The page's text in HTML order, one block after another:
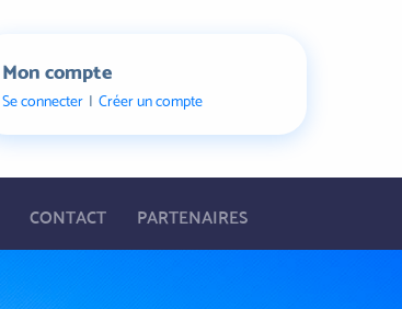
Mon compte
Se connecter Créer un compte
CONTACT PARTENAIRES